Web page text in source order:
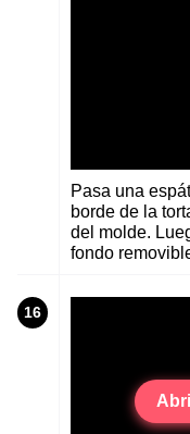
Pasa una
borde de la
del molde.
fondo
16